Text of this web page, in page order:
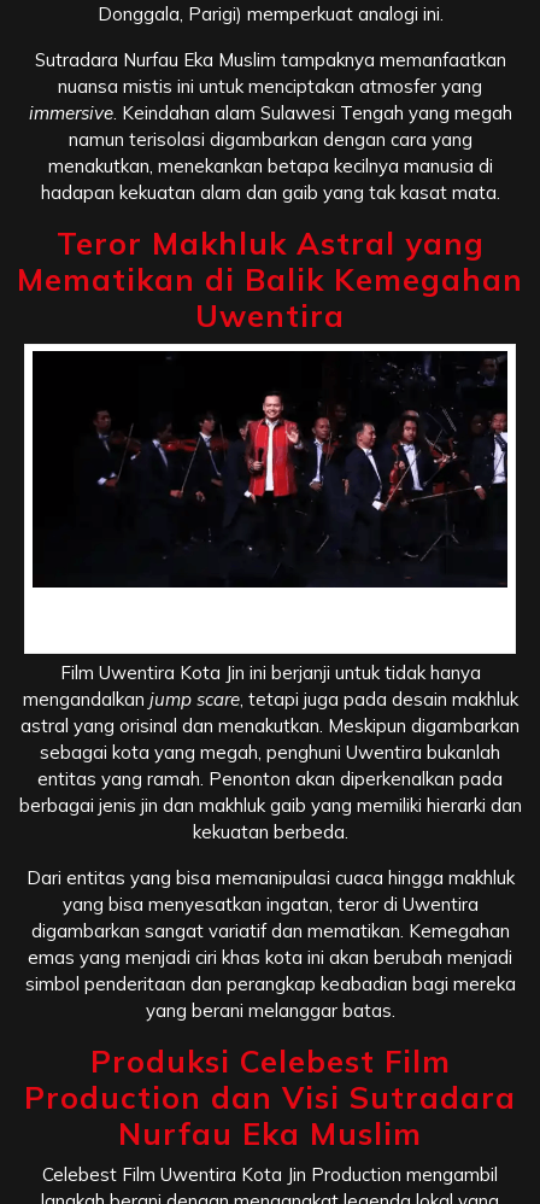
Donggala, Parigi) memperkuat analogi ini.
Sutradara Nurfau Eka Muslim tampaknya memanfaatkan
nuansa mistis ini untuk menciptakan atmosfer yang
immersive. Keindahan alam Sulawesi Tengah yang megah
namun terisolasi digambarkan dengan cara yang
menakutkan, menekankan betapa kecilnya manusia di
hadapan kekuatan alam dan gaib yang tak kasat mata.
Teror Makhluk Astral yang
Mematikan di Balik Kemegahan
Uwentira
Film Uwentira Kota Jin ini berjanji untuk tidak hanya
mengandalkan jump scare, tetapi juga pada desain makhluk
astral yang orisinal dan menakutkan. Meskipun digambarkan
sebagai kota yang megah, penghuni Uwentira bukanlah
entitas yang ramah. Penonton akan diperkenalkan pada
berbagai jenis jin dan makhluk gaib yang memiliki hierarki dan
kekuatan berbeda.
Dari entitas yang bisa memanipulasi cuaca hingga makhluk
yang bisa menyesatkan ingatan, teror di Uwentira
digambarkan sangat variatif dan mematikan. Kemegahan
emas yang menjadi ciri khas kota ini akan berubah menjadi
simbol penderitaan dan perangkap keabadian bagi mereka
yang berani melanggar batas.
Produksi Celebest Film
Production dan Visi Sutradara
Nurfau Eka Muslim
Celebest Film Uwentira Kota Jin Production mengambil